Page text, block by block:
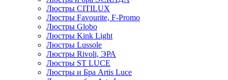
Люстры CITILUX
Люстры Favourite, F-Promo
Люстры Globo
Люстры Kink Light
Люстры Lussole
Люстры Rivoli, ЭРА
Люстры ST LUCE
Люстры и Бра Artis Luce